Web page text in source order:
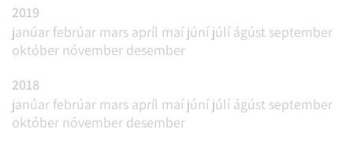
2019
janúar febrúar mars apríl maí júní júlí ágúst september
október nóvember desember
2018
janúar febrúar mars apríl maí júní júlí ágúst september
október nóvember desember